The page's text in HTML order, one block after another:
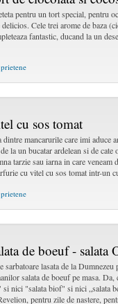
pentru un tort special, pentru
delicios. Cele trei arome de baza
fantastic, ducand la un
cu sos tomat
dintre mancarurile care imi aduce
la un bucatar ardelean si de
tarzie sau iarna in care veneam
cu vitel cu sos tomat intr-un
de boeuf - salata
sarbatoare lasata de la Dumnezeu
salata de boeuf pe masa.
si nici "salata biof" si nici „salata
pentru zile de nastere,